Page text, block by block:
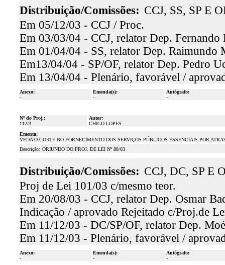
Distribuição/Comissões: CCJ, SS, SP E
Em 05/12/03 - CCJ / Proc.
Em 03/03/04 - CCJ, relator Dep.
Em 01/04/04 - SS, relator Dep. Raimundo
Em13/04/04 - SP/OF, relator Dep. Pedro
Em 13/04/04 - Plenário, favorável /
Anexo:
-
Emenda(s):
-
Autógrafo:
-
Nº do Proj.:
112/3
Autor:
CHICO LOPES
Ementa:
VEDA O CORTE NO FORNECIMENTO DOS SERVIÇOS PÚBLICOS ESSENCIAIS POR
Descrição: ORIUNDO DO PROJ. DE LEI Nº 88/03
Distribuição/Comissões: CCJ, DC, SP E
Proj de Lei 101/03 c/mesmo teor.
Em 20/08/03 - CCJ, relator Dep. Osmar
Indicação / aprovado Rejeitado c/Proj.de
Em 11/12/03 - DC/SP/OF, relator Dep.
Em 11/12/03 - Plenário, favorável /
Anexo:
-
Emenda(s):
-
Autógrafo:
-